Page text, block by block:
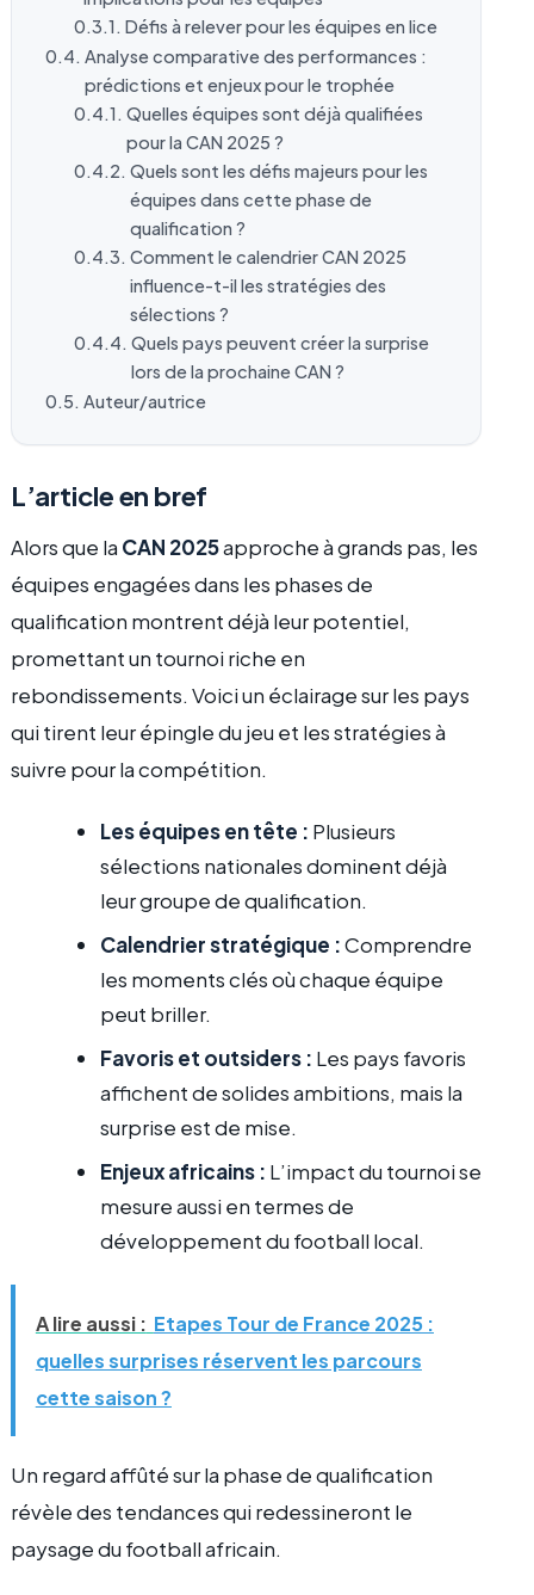
Défis à relever pour les équipes en lice
Analyse comparative des performances :
prédictions et enjeux pour le trophée
Quelles équipes sont déjà qualifiées
pour la CAN 2025 ?
Quels sont les défis majeurs pour les
équipes dans cette phase de
qualification ?
Comment le calendrier CAN 2025
influence-t-il les stratégies des
sélections ?
Quels pays peuvent créer la surprise
lors de la prochaine CAN ?
Auteur/autrice
L’article en bref
Alors que la CAN 2025approche à grands pas, les
équipes engagées dans les phases de
qualification montrent déjà leur potentiel,
promettant un tournoi riche en
rebondissements. Voici un éclairage sur les pays
qui tirent leur épingle du jeu et les stratégies à
suivre pour la compétition.
Les équipes en tête : Plusieurs
sélections nationales dominent déjà
leur groupe de qualification.
Calendrier stratégique :Comprendre
les moments clés où chaque équipe
peut briller.
Favoris et outsiders : Les pays favoris
affichent de solides ambitions, mais la
surprise est de mise.
Enjeux africains : L’impact du tournoi se
mesure aussi en termes de
développement du football local.
A lire aussi : Etapes Tour de France 2025 :
quelles surprises réservent les parcours
cette saison ?
Un regard affûté sur la phase de qualification
révèle des tendances qui redessineront le
paysage du football africain.